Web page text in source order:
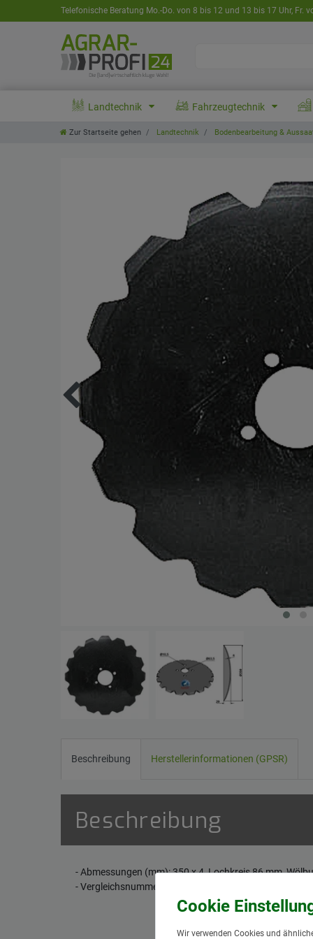
Telefonische Beratung Mo.-Do. von 8 bis 12 und 13 bis 17 Uhr, Fr.
Landtechnik Fahrzeugtechnik
Zur Startseite gehen Landtechnik Bodenbearbeitung &
Beschreibung Herstellerinformationen (GPSR)
Beschreibung
- Abmessungen (mm): 350 x 4, Lochkreis 86 mm,
- Vergleichsnummer: 7990085510, 79+9008.55.10
Wir verwenden Cookies und